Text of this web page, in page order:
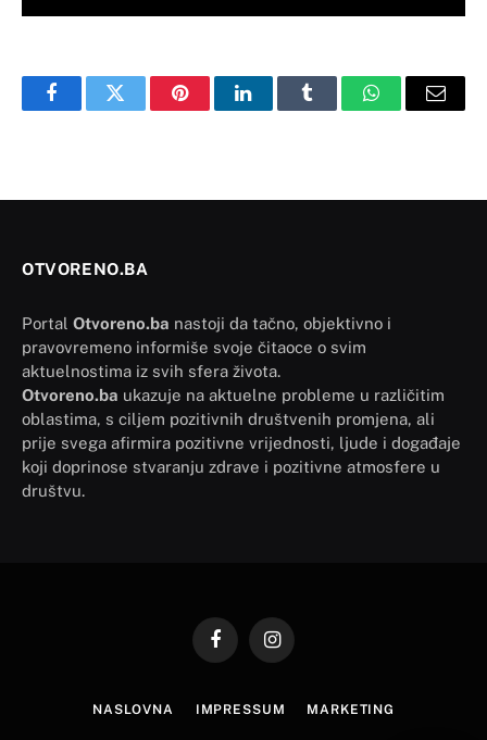
FacebookTwitter PinterestLinkedInTumblr WhatsAppEmail
OTVORENO.BA
Portal Otvoreno.ba nastoji da tačno, objektivno i
pravovremeno informiše svoje čitaoce o svim
aktuelnostima iz svih sfera života.
Otvoreno.ba ukazuje na aktuelne probleme u različitim
oblastima, s ciljem pozitivnih društvenih promjena, ali
prije svega afirmira pozitivne vrijednosti, ljude i događaje
koji doprinose stvaranju zdrave i pozitivne atmosfere u
društvu.
FacebookInstagram
NASLOVNA IMPRESSUM MARKETING